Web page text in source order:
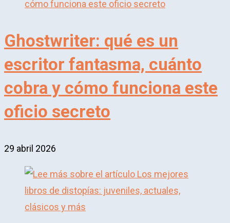
Ghostwriter: qué es un
escritor fantasma, cuánto
cobra y cómo funciona este
oficio secreto
29 abril 2026